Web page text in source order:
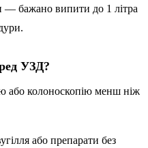
бажано випити до 1 літра
УЗД?
або колоноскопію менш ніж
або препарати без